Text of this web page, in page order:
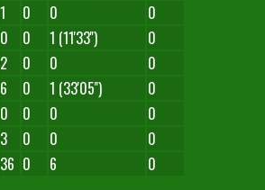
1 0 0
0
0 0 1 (11'33'')
0
2 0 0
0
6 0 1 (33'05'')
0
0 0 0
0
3 0 0
0
36 0 6
0